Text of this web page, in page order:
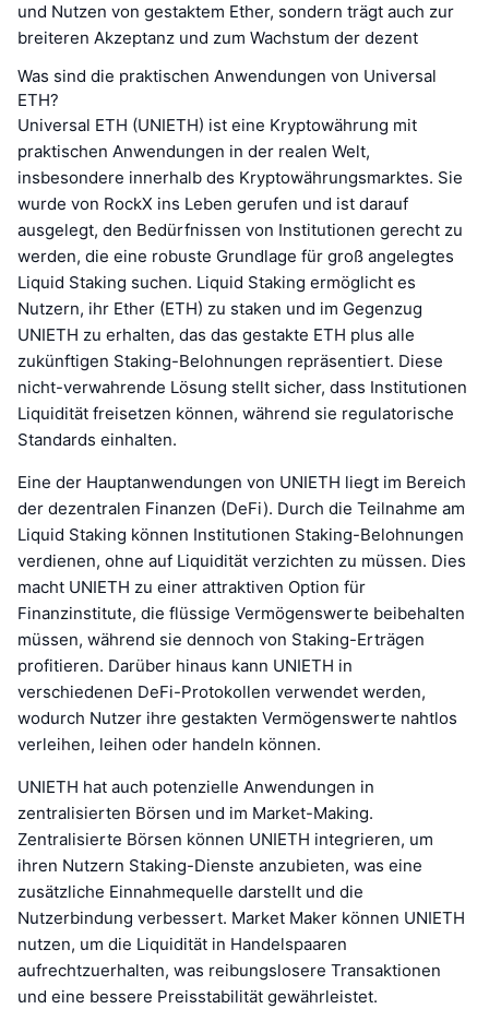
und Nutzen von gestaktem Ether, sondern trägt auch zur
breiteren Akzeptanz und zum Wachstum der dezent
Was sind die praktischen Anwendungen von Universal
ETH?
Universal ETH (UNIETH) ist eine Kryptowährung mit
praktischen Anwendungen in der realen Welt,
insbesondere innerhalb des Kryptowährungsmarktes. Sie
wurde von RockX ins Leben gerufen und ist darauf
ausgelegt, den Bedürfnissen von Institutionen gerecht zu
werden, die eine robuste Grundlage für groß angelegtes
Liquid Staking suchen. Liquid Staking ermöglicht es
Nutzern, ihr Ether (ETH) zu staken und im Gegenzug
UNIETH zu erhalten, das das gestakte ETH plus alle
zukünftigen Staking-Belohnungen repräsentiert. Diese
nicht-verwahrende Lösung stellt sicher, dass Institutionen
Liquidität freisetzen können, während sie regulatorische
Standards einhalten.
Eine der Hauptanwendungen von UNIETH liegt im Bereich
der dezentralen Finanzen (DeFi). Durch die Teilnahme am
Liquid Staking können Institutionen Staking-Belohnungen
verdienen, ohne auf Liquidität verzichten zu müssen. Dies
macht UNIETH zu einer attraktiven Option für
Finanzinstitute, die flüssige Vermögenswerte beibehalten
müssen, während sie dennoch von Staking-Erträgen
profitieren. Darüber hinaus kann UNIETH in
verschiedenen DeFi-Protokollen verwendet werden,
wodurch Nutzer ihre gestakten Vermögenswerte nahtlos
verleihen, leihen oder handeln können.
UNIETH hat auch potenzielle Anwendungen in
zentralisierten Börsen und im Market-Making.
Zentralisierte Börsen können UNIETH integrieren, um
ihren Nutzern Staking-Dienste anzubieten, was eine
zusätzliche Einnahmequelle darstellt und die
Nutzerbindung verbessert. Market Maker können UNIETH
nutzen, um die Liquidität in Handelspaaren
aufrechtzuerhalten, was reibungslosere Transaktionen
und eine bessere Preisstabilität gewährleistet.